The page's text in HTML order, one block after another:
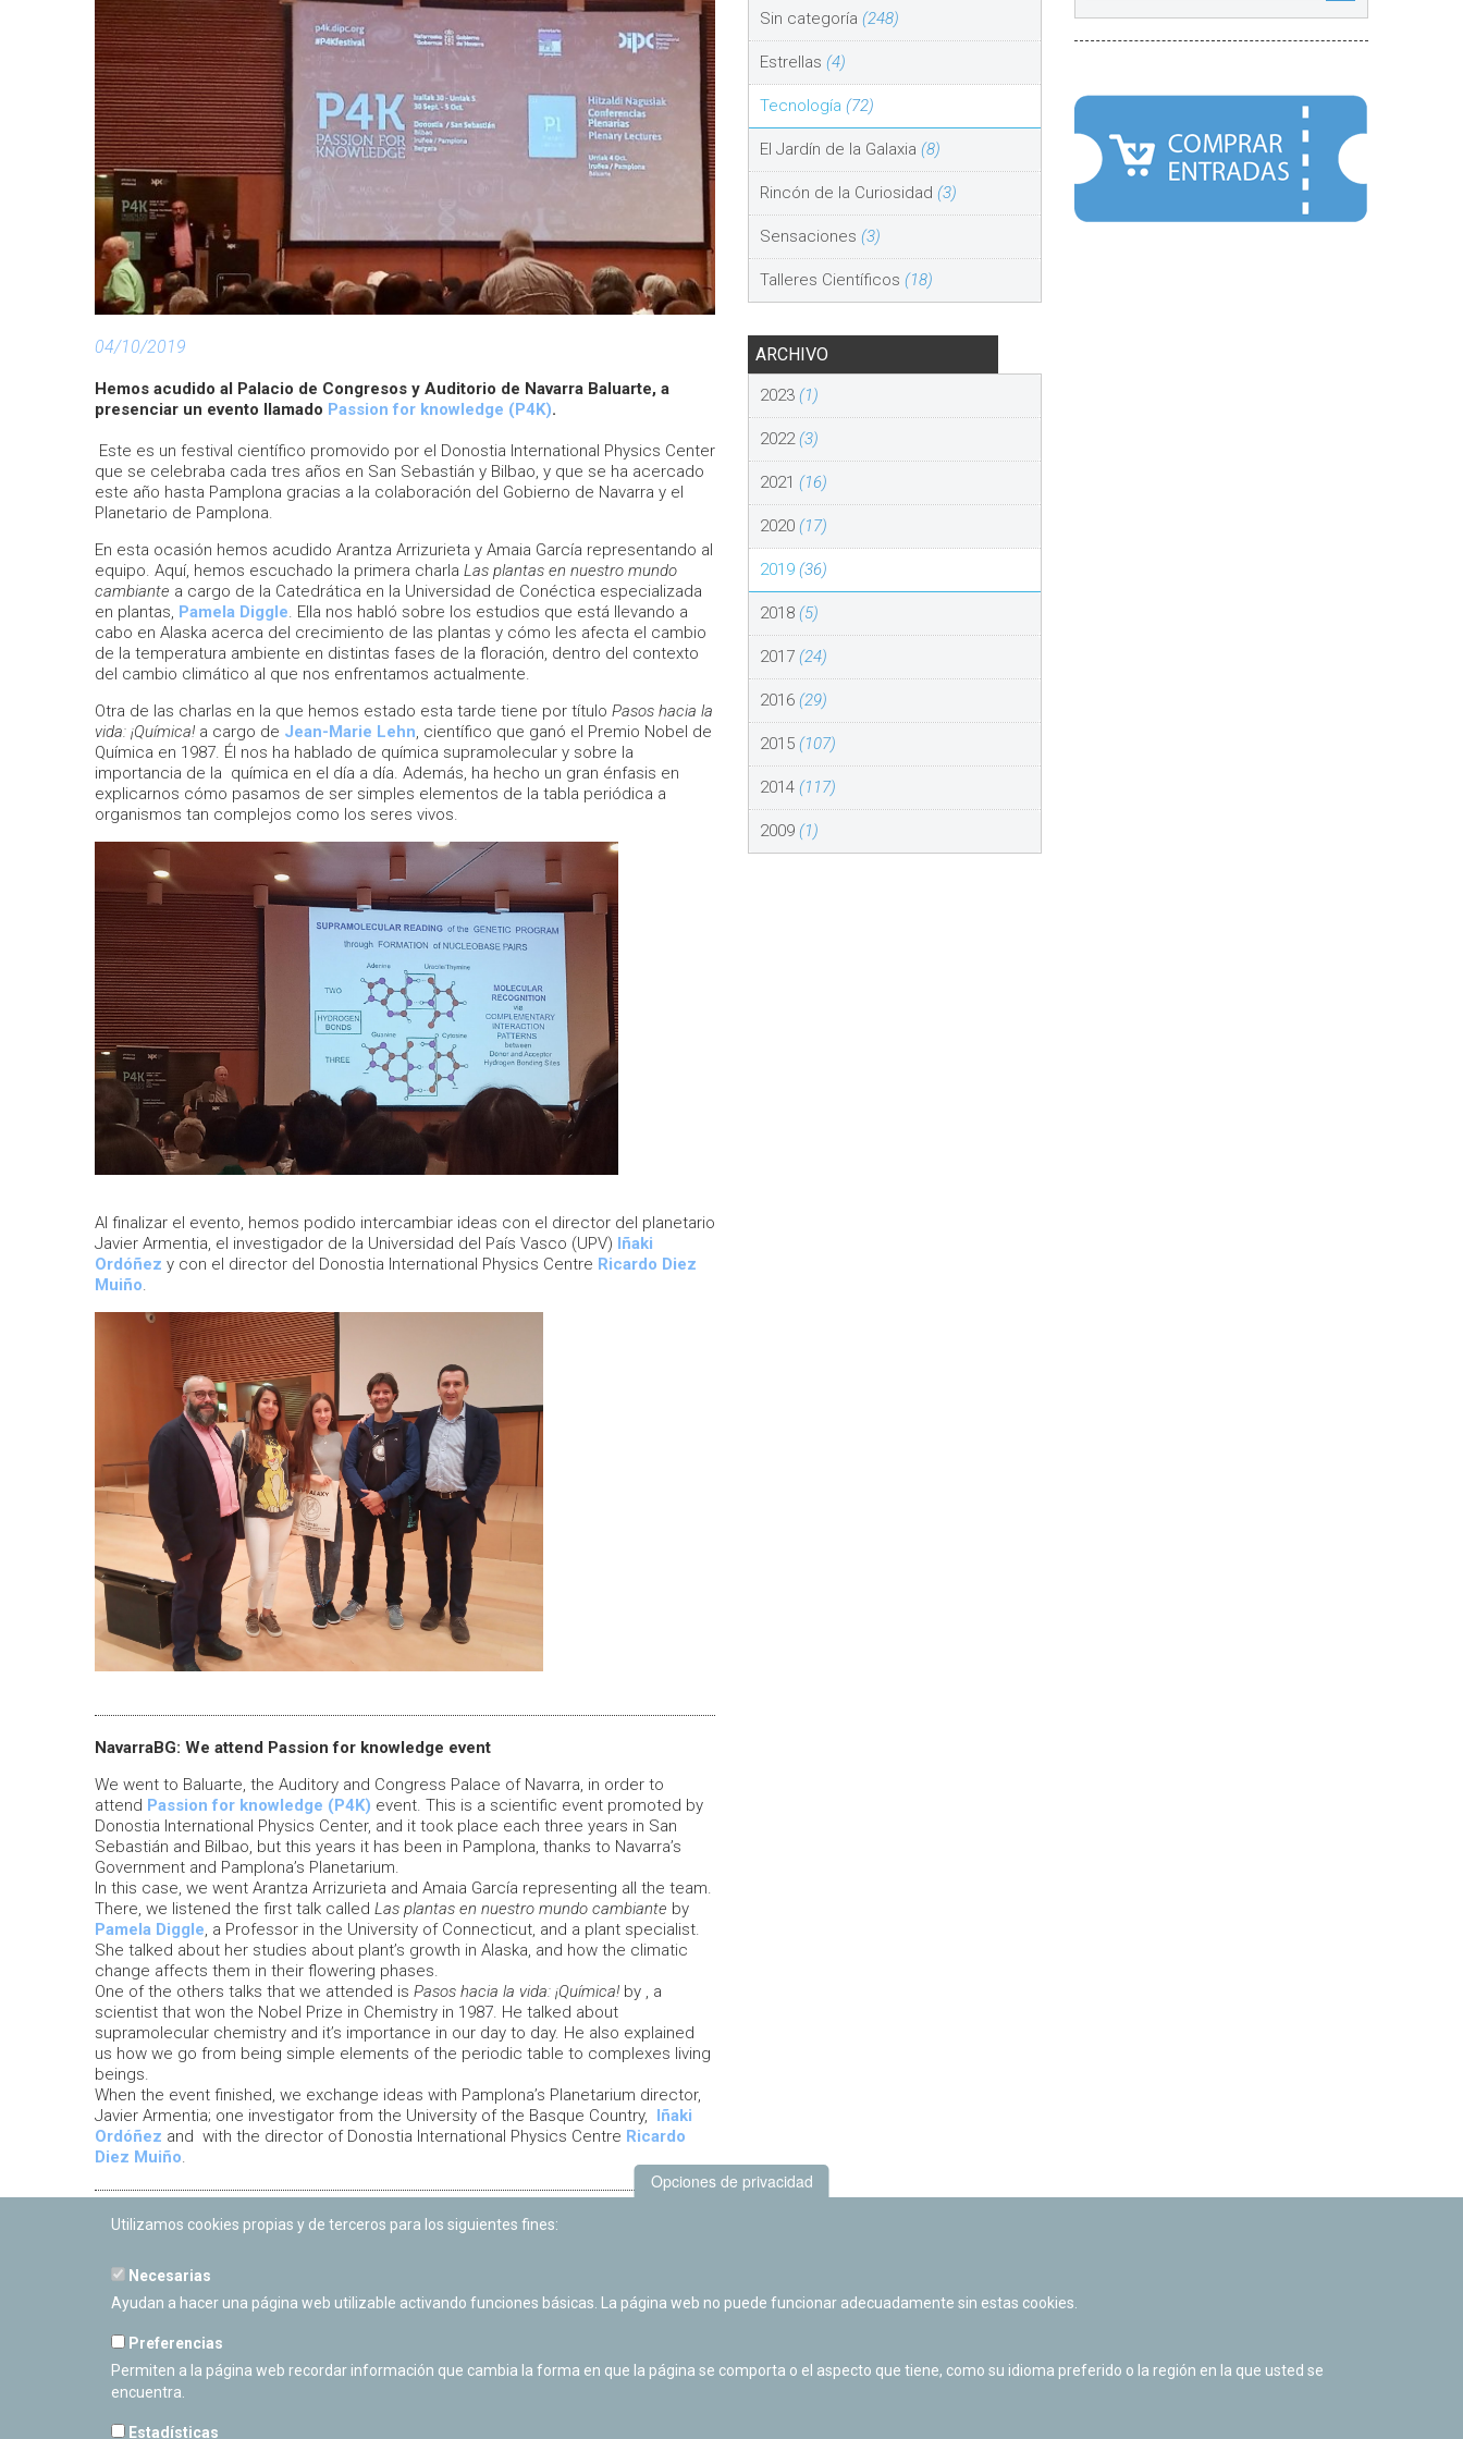
04/10/2019
Hemos acudido al Palacio de Congresos y Auditorio de Navarra Baluarte, a
presenciar un evento llamado Passion for knowledge (P4K).
Este es un festival científico promovido por el Donostia International Physics Center
que se celebraba cada tres años en San Sebastián y Bilbao, y que se ha acercado
este año hasta Pamplona gracias a la colaboración del Gobierno de Navarra y el
Planetario de Pamplona.
En esta ocasión hemos acudido Arantza Arrizurieta y Amaia García representando al
equipo. Aquí, hemos escuchado la primera charla Las plantas en nuestro mundo
cambiante a cargo de la Catedrática en la Universidad de Conéctica especializada
en plantas, Pamela Diggle . Ella nos habló sobre los estudios que está llevando a
cabo en Alaska acerca del crecimiento de las plantas y cómo les afecta el cambio
de la temperatura ambiente en distintas fases de la floración, dentro del contexto
del cambio climático al que nos enfrentamos actualmente.
Otra de las charlas en la que hemos estado esta tarde tiene por título Pasos hacia la
vida: ¡Química! a cargo de Jean-Marie Lehn , científico que ganó el Premio Nobel de
Química en 1987. Él nos ha hablado de química supramolecular y sobre la
importancia de la química en el día a día. Además, ha hecho un gran énfasis en
explicarnos cómo pasamos de ser simples elementos de la tabla periódica a
organismos tan complejos como los seres vivos.
Al finalizar el evento, hemos podido intercambiar ideas con el director del planetario
Javier Armentia, el investigador de la Universidad del País Vasco (UPV) Iñaki
Ordóñez y con el director del Donostia International Physics Centre Ricardo Diez
Muiño.
NavarraBG: We attend Passion for knowledge event
We went to Baluarte, the Auditory and Congress Palace of Navarra, in order to
attend Passion for knowledge (P4K) event. This is a scientific event promoted by
Donostia International Physics Center, and it took place each three years in San
Sebastián and Bilbao, but this years it has been in Pamplona, thanks to Navarra’s
Government and Pamplona’s Planetarium.
In this case, we went Arantza Arrizurieta and Amaia García representing all the team.
There, we listened the first talk called Las plantas en nuestro mundo cambiante by
Pamela Diggle, a Professor in the University of Connecticut, and a plant specialist.
She talked about her studies about plant’s growth in Alaska, and how the climatic
change affects them in their flowering phases.
One of the others talks that we attended is Pasos hacia la vida: ¡Química! by , a
scientist that won the Nobel Prize in Chemistry in 1987. He talked about
supramolecular chemistry and it’s importance in our day to day. He also explained
us how we go from being simple elements of the periodic table to complexes living
beings.
When the event finished, we exchange ideas with Pamplona’s Planetarium director,
Javier Armentia; one investigator from the University of the Basque Country, Iñaki
Ordóñez and with the director of Donostia International Physics Centre Ricardo
Diez Muiño.
Este blog lo escriben las chicas y chicos de NavarraBG: Julen Casulleras Álava,
Julen Herrero Álvarez, Amaia García López, Maite Losarcos Santamaria y Aitor Perez
Ciriza. ¡Siguenos en twitter e instagram! @NavarraBG_STEM @igem_biogalaxy
Sin categoría (248)
Estrellas (4)
Tecnología (72)
El Jardín de la Galaxia (8)
Rincón de la Curiosidad (3)
Sensaciones (3)
Talleres Científicos (18)
ARCHIVO
2023 (1)
2022(3)
2021 (16)
2020 (17)
2019 (36)
2018 (5)
2017 (24)
2016 (29)
2015 (107)
2014 (117)
2009 (1)
Opciones de privacidad
Utilizamos cookies propias y de terceros para los siguientes fines:
Necesarias
Ayudan a hacer una página web utilizable activando funciones básicas. La página web no puede funcionar adecuadamente sin estas cookies.
Preferencias
Permiten a la página web recordar información que cambia la forma en que la página se comporta o el aspecto que tiene, como su idioma preferido o la región en la que usted se
encuentra.
Estadísticas